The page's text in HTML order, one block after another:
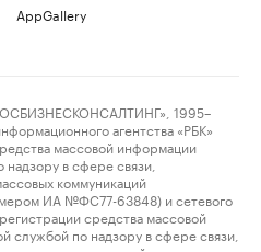
AppGallery
1995–
агентства «РБК»
массовой информации
в сфере связи,
коммуникаций
ИА №ФС77-63848) и сетевого
средства массовой
службой по надзору в сфере связи,